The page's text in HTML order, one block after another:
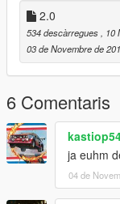
2.0
534 descàrregues, 10
03 de Novembre de
6 Comentaris
ja euhm
04 de